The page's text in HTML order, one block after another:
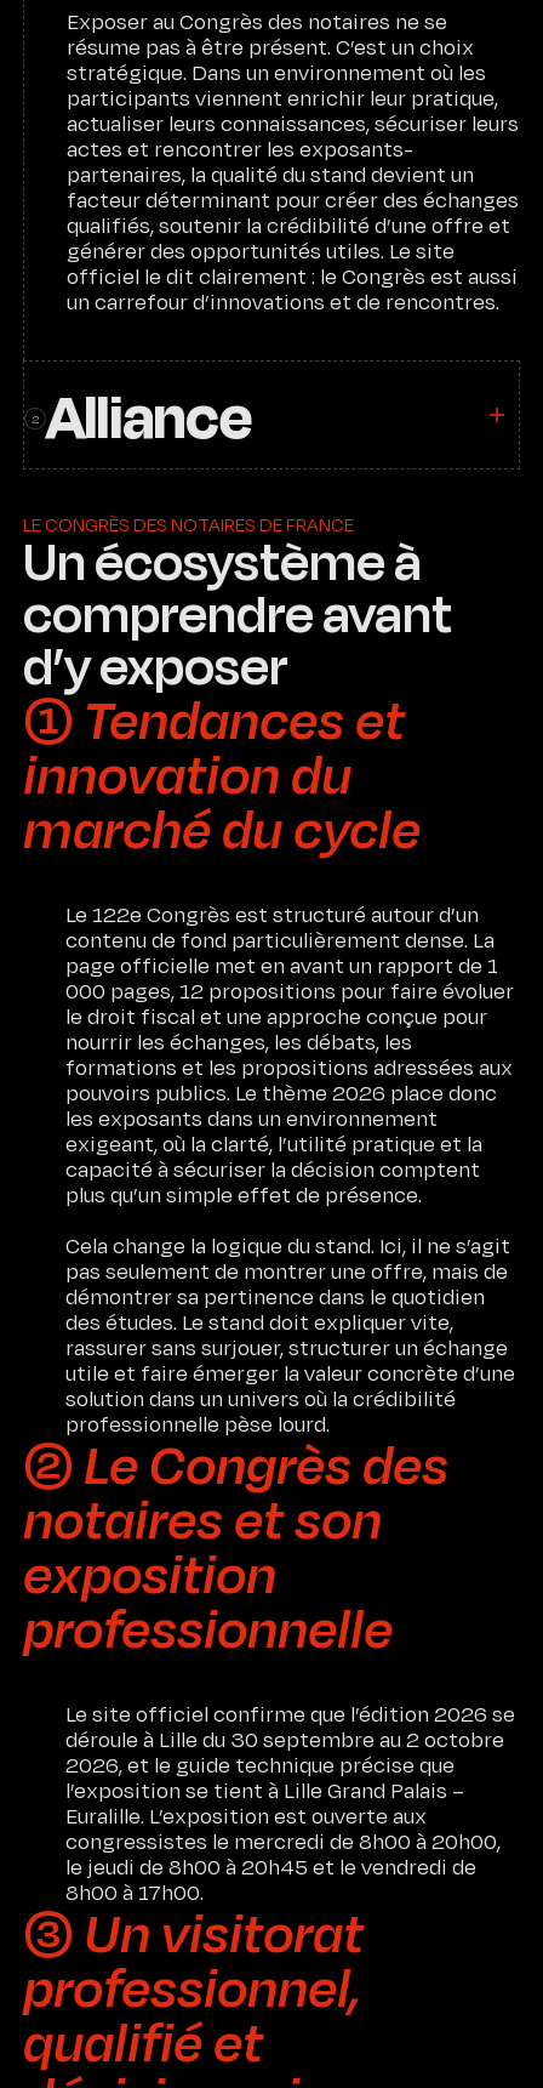
Accueil
Exposer au Congrès des notaires ne se
résume pas à être présent. C’est un choix
stratégique. Dans un environnement où les
participants viennent enrichir leur pratique,
actualiser leurs connaissances, sécuriser leurs
actes et rencontrer les exposants-
partenaires, la qualité du stand devient un
facteur déterminant pour créer des échanges
qualifiés, soutenir la crédibilité d’une offre et
générer des opportunités utiles. Le site
officiel le dit clairement : le Congrès est aussi
un carrefour d’innovations et de rencontres.
2 Alliance
Un écosystème à
comprendre avant
d’y exposer
LE CONGRÈS DES NOTAIRES DE FRANCE
➀ Tendances et
innovation du
marché du cycle
Le 122e Congrès est structuré autour d’un
contenu de fond particulièrement dense. La
page officielle met en avant un rapport de 1
000 pages, 12 propositions pour faire évoluer
le droit fiscal et une approche conçue pour
nourrir les échanges, les débats, les
formations et les propositions adressées aux
pouvoirs publics. Le thème 2026 place donc
les exposants dans un environnement
exigeant, où la clarté, l’utilité pratique et la
capacité à sécuriser la décision comptent
plus qu’un simple effet de présence.
Cela change la logique du stand. Ici, il ne s’agit
pas seulement de montrer une offre, mais de
démontrer sa pertinence dans le quotidien
des études. Le stand doit expliquer vite,
rassurer sans surjouer, structurer un échange
utile et faire émerger la valeur concrète d’une
solution dans un univers où la crédibilité
professionnelle pèse lourd.
➁ Le Congrès des
notaires et son
exposition
professionnelle
Le site officiel confirme que l’édition 2026 se
déroule à Lille du 30 septembre au 2 octobre
2026, et le guide technique précise que
l’exposition se tient à Lille Grand Palais –
Euralille. L’exposition est ouverte aux
congressistes le mercredi de 8h00 à 20h00,
le jeudi de 8h00 à 20h45 et le vendredi de
8h00 à 17h00.
➂ Un visitorat
professionnel,
qualifié et